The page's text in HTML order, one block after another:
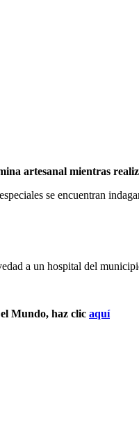
artesanal mientras
se encuentran
a un hospital del
Mundo, haz clic aquí